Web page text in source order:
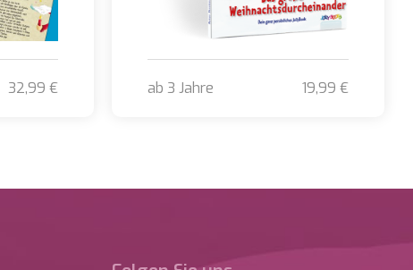
32,99 €
ab 3 Jahre 19,99 €